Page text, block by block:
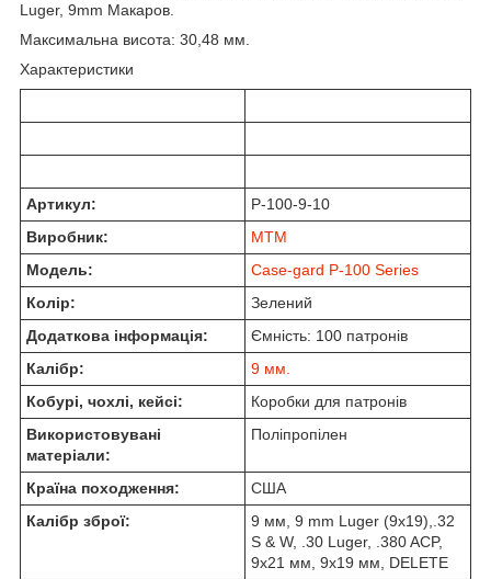
Luger, 9mm Макаров.
Максимальна висота: 30,48 мм.
Характеристики
Артикул:
P-100-9-10
Виробник:
MTM
Модель:
Case-gard P-100 Series
Колір:
Зелений
Додаткова інформація:
Ємність: 100 патронів
Калібр:
9 мм.
Кобурі, чохлі, кейсі:
Коробки для патронів
Використовувані
матеріали:
Поліпропілен
Країна походження:
США
Калібр зброї:
9 мм, 9 mm Luger (9x19),.32
S & W, .30 Luger, .380 ACP,
9x21 мм, 9x19 мм, DELETE